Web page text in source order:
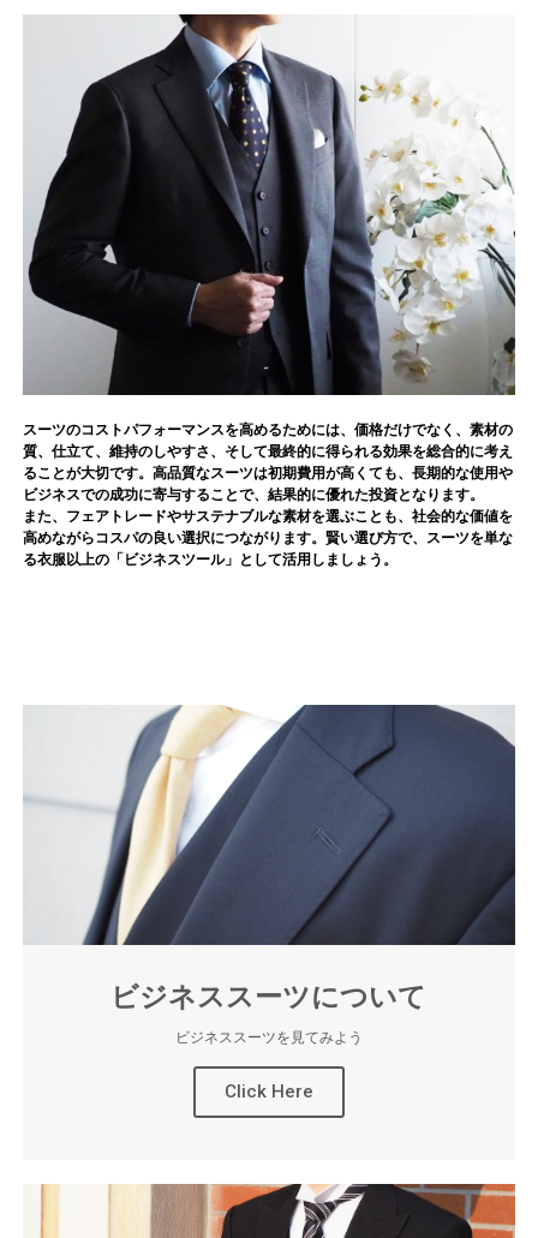
スーツのコストパフォーマンスを高めるためには、価格だけでなく、素材の
質、仕立て、維持のしやすさ、そして最終的に得られる効果を総合的に考え
ることが大切です。高品質なスーツは初期費用が高くても、長期的な使用や
ビジネスでの成功に寄与することで、結果的に優れた投資となります。
また、フェアトレードやサステナブルな素材を選ぶことも、社会的な価値を
高めながらコスパの良い選択につながります。賢い選び方で、スーツを単な
る衣服以上の「ビジネスツール」として活用しましょう。
ビジネススーツについて
ビジネススーツを見てみよう
Click Here